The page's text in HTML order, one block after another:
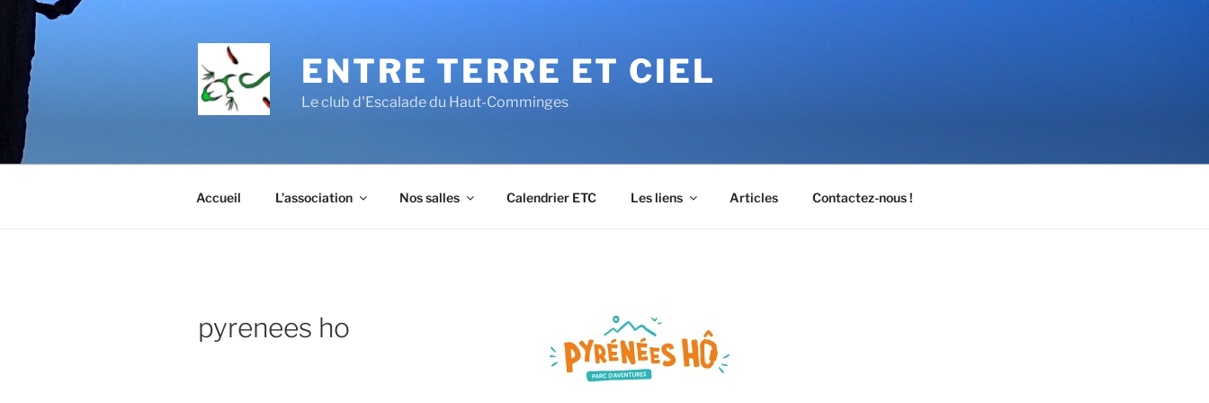
contenu
principal
ENTRE TERRE ET CIEL
Le club d'Escalade du Haut-Comminges
Accueil L’association Nos salles Calendrier ETC Les liens Articles Contactez-nous !
pyrenees ho